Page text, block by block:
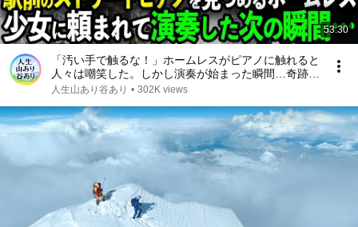
53:30
「汚い手で触るな！」ホームレスがピアノに触れると
人々は嘲笑した。しかし演奏が始まった瞬間…奇跡が
起きる【感動ストーリー】
人生山あり谷あり • 302K views